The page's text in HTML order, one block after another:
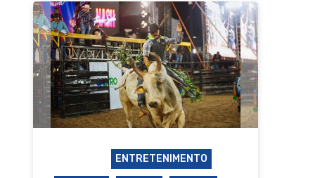
ENTRETENIMENTO